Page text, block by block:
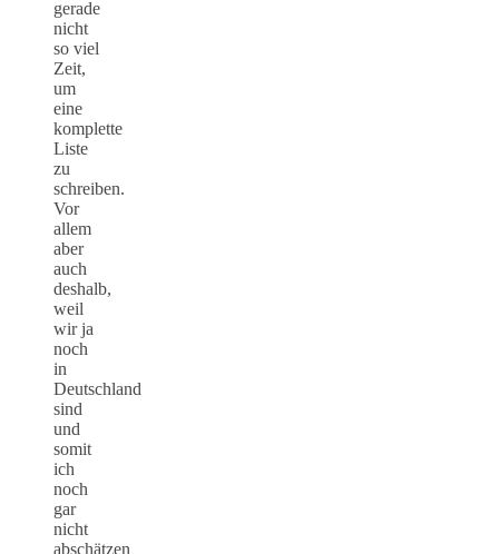
gerade
nicht
so viel
Zeit,
um
eine
komplette
Liste
zu
schreiben.
Vor
allem
aber
auch
deshalb,
weil
wir ja
noch
in
Deutschland
sind
und
somit
ich
noch
gar
nicht
abschätzen